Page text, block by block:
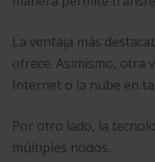
La ventaja más
ofrece. Asimismo, otra
Internet o la nube en
Por otro lado, la
múltiples nodos.